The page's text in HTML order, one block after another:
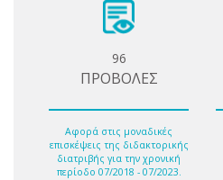
96
ΠΡΟΒΟΛΕΣ
Αφορά στις μοναδικές
επισκέψεις της διδακτορικής
διατριβής για την χρονική
περίοδο 07/2018 - 07/2023.